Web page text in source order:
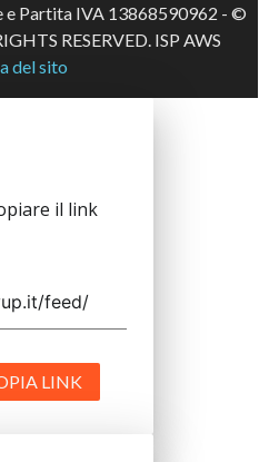
Partita IVA 13868590962 - ©
RESERVED. ISP AWS
del sito
il link
LINK